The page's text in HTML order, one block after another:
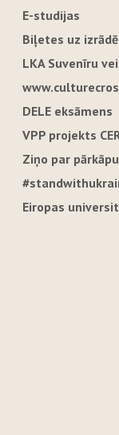
E-studijas
Biļetes uz
LKA Suvenīru
DELE eksāmens
VPP projekts
Ziņo par
Eiropas